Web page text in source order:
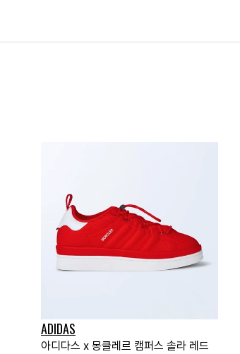
ADIDAS
아디다스 x 몽클레르 캠퍼스 솔라 레드